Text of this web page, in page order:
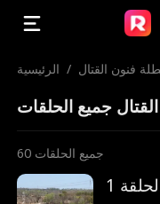
الرئيسية / فنون القتال
جميع الحلقات
60 جميع الحلقات
1